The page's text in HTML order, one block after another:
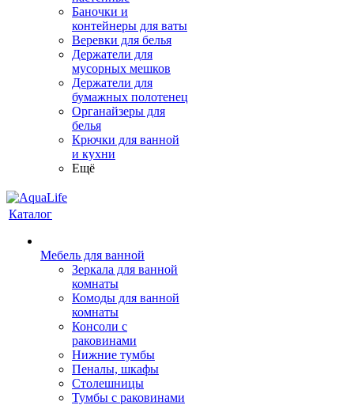
Баночки и
контейнеры для ваты
Веревки для белья
Держатели для
мусорных мешков
Держатели для
бумажных полотенец
Органайзеры для
белья
Крючки для ванной
и кухни
Ещё
Каталог
Мебель для ванной
Зеркала для ванной
комнаты
Комоды для ванной
комнаты
Консоли с
раковинами
Нижние тумбы
Пеналы, шкафы
Столешницы
Тумбы с раковинами